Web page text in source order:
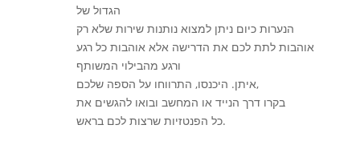
הגדול של
הנערות כיום ניתן למצוא נותנות שירות שלא רק
אוהבות לתת לכם את הדרישה אלא אוהבות כל רגע
ורגע מהבילוי המשותף
איתן. היכנסו, התרווחו על הספה שלכם,
בקרו דרך הנייד או המחשב ובואו להגשים את
כל הפנטזיות שרצות לכם בראש.